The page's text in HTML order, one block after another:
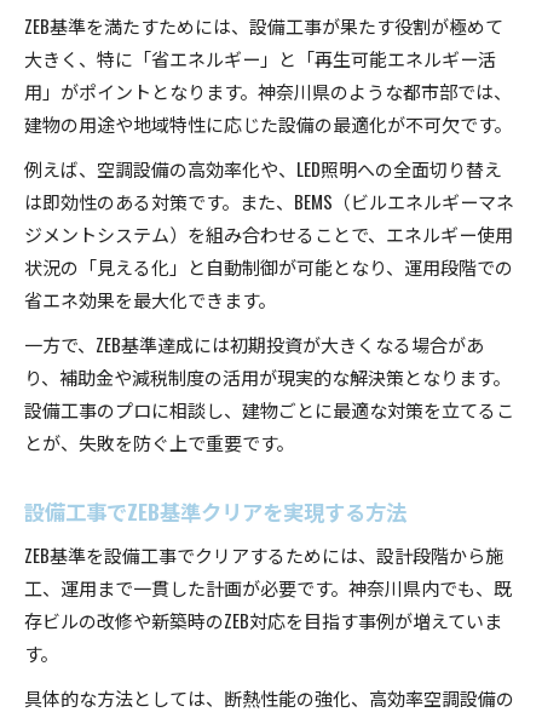
ZEB基準を満たすためには、設備工事が果たす役割が極めて
大きく、特に「省エネルギー」と「再生可能エネルギー活
用」がポイントとなります。神奈川県のような都市部では、
建物の用途や地域特性に応じた設備の最適化が不可欠です。
例えば、空調設備の高効率化や、LED照明への全面切り替え
は即効性のある対策です。また、BEMS（ビルエネルギーマネ
ジメントシステム）を組み合わせることで、エネルギー使用
状況の「見える化」と自動制御が可能となり、運用段階での
省エネ効果を最大化できます。
一方で、ZEB基準達成には初期投資が大きくなる場合があ
り、補助金や減税制度の活用が現実的な解決策となります。
設備工事のプロに相談し、建物ごとに最適な対策を立てるこ
とが、失敗を防ぐ上で重要です。
設備工事でZEB基準クリアを実現する方法
ZEB基準を設備工事でクリアするためには、設計段階から施
工、運用まで一貫した計画が必要です。神奈川県内でも、既
存ビルの改修や新築時のZEB対応を目指す事例が増えていま
す。
具体的な方法としては、断熱性能の強化、高効率空調設備の